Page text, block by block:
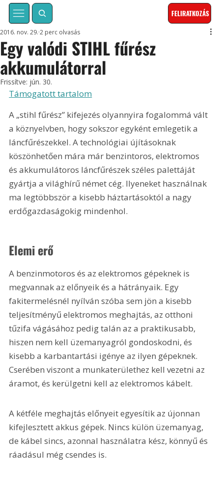
FELIRATKOZÁS
Egy valódi STIHL fűrész
akkumulátorral
2016. nov. 29. 2 perc olvasás
Frissítve: jún. 30.
Támogatott tartalom
A „stihl fűrész” kifejezés olyannyira fogalommá vált
a köznyelvben, hogy sokszor egyként emlegetik a
láncfűrészekkel. A technológiai újításoknak
köszönhetően mára már benzintoros, elektromos
és akkumulátoros láncfűrészek széles palettáját
gyártja a világhírű német cég. Ilyeneket használnak
ma legtöbbször a kisebb háztartásoktól a nagy
erdőgazdaságokig mindenhol.
Elemi erő
A benzinmotoros és az elektromos gépeknek is
megvannak az előnyeik és a hátrányaik. Egy
fakitermelésnél nyílván szóba sem jön a kisebb
teljesítményű elektromos meghajtás, az otthoni
tűzifa vágásához pedig talán az a praktikusabb,
hiszen nem kell üzemanyagról gondoskodni, és
kisebb a karbantartási igénye az ilyen gépeknek.
Cserében viszont a munkaterülethez kell vezetni az
áramot, és kerülgetni kell az elektromos kábelt.
A kétféle meghajtás előnyeit egyesítik az újonnan
kifejlesztett akkus gépek. Nincs külön üzemanyag,
de kábel sincs, azonnal használatra kész, könnyű és
ráadásul még csendes is.